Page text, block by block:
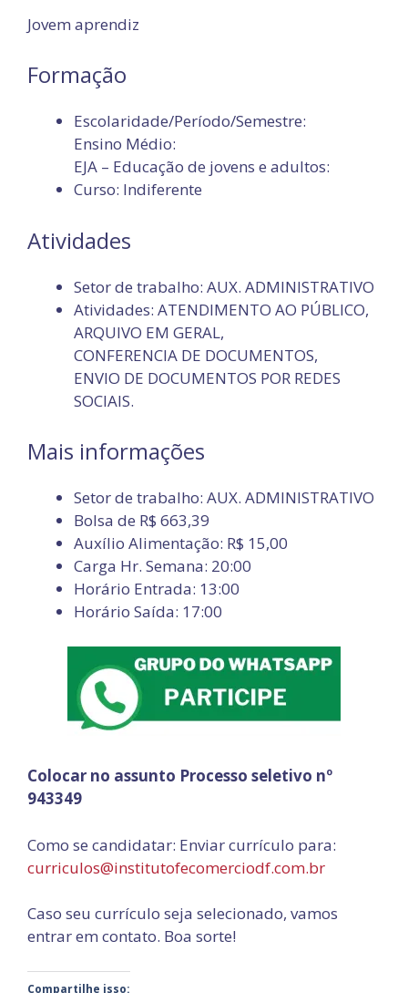
Jovem aprendiz
Formação
Escolaridade/Período/Semestre:
Ensino Médio:
EJA – Educação de jovens e adultos:
Curso: Indiferente
Atividades
Setor de trabalho: AUX. ADMINISTRATIVO
Atividades: ATENDIMENTO AO PÚBLICO,
ARQUIVO EM GERAL,
CONFERENCIA DE DOCUMENTOS,
ENVIO DE DOCUMENTOS POR REDES
SOCIAIS.
Mais informações
Setor de trabalho: AUX. ADMINISTRATIVO
Bolsa de R$ 663,39
Auxílio Alimentação: R$ 15,00
Carga Hr. Semana: 20:00
Horário Entrada: 13:00
Horário Saída: 17:00
Colocar no assunto Processo seletivo nº
943349
Como se candidatar: Enviar currículo para:
curriculos@institutofecomerciodf.com.br
Caso seu currículo seja selecionado, vamos
entrar em contato. Boa sorte!
Compartilhe isso: